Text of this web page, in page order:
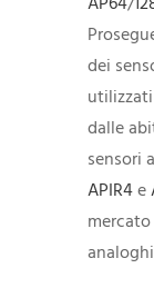
dei
dalle
sensori
APIR4e